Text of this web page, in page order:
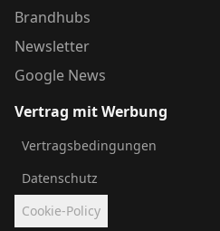
Brandhubs
Newsletter
Google News
Vertrag mit Werbung
Vertragsbedingungen
Datenschutz
Cookie-Policy